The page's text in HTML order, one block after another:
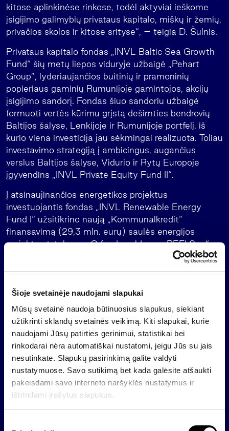
Šioje svetainėje naudojami slapukai
Mūsų svetainė naudoja būtinuosius slapukus, siekiant
užtikrinti sklandų svetainės veikimą. Kiti slapukai, kurie
naudojami Jūsų patirties gerinimui, statistikai bei
rinkodarai nėra automatiškai nustatomi, jeigu Jūs su jais
nesutinkate. Slapukų pasirinkimą galite valdyti
nustatymuose. Savo sutikimą bet kada galėsite atšaukti
pakeisdami savo interneto naršyklės nustatymus ir
ištrindami įrašytus slapukus.
kitose aplinkinėse rinkose, todėl aktyviai ieškome
įsigijimo galimybių privataus kapitalo, miškų ir žemių,
privačios skolos ir kitose srityse“, – teigia D. Šulnis.
Privataus kapitalo fondas „INVL Baltic Sea Growth
Fund“ šių metų liepos viduryje užbaigė „Pehart
Group”, lyderiaujančios buitinių ir pramoninių
popieriaus gaminių Rumunijoje gamintojos, akcijų
įsigijimo sandorį. Fondas šiuo sandoriu užbaigė
formuoti vertės kūrimu grįstą dešimties bendrovių
Baltijos šalyse, Lenkijoje ir Rumunijoje portfelį, iš
kurio viena investicija jau sėkmingai realizuota. Toliau
investavimo strategiją į ambicingus, augančius
verslus Baltijos šalyse, Vidurio ir Rytų Europoje
įgyvendins „INVL Private Equity Fund II“.
Į atsinaujinančios energetikos projektus
investuojantis fondas „INVL Renewable Energy
Fund I“ užsitikrino naują „Kommunalkredit“
finansavimą (29,3 mln. eurų) saulės energijos
projektų statyboms. O fondo valdoma „REFI Sun“
per viešą obligacijų emisiją rugpjūtį pritraukė 15 mln.
„Esminė mūsų verslo dalis – turimų verslų ir kitų
investicijų valdymas, bei, atėjus laikui, jų pardavimas
ir gautų lėšų išmokėjimas investuotojams.
Sėkmingai tą darėme pirmąjį metų pusmetį, o esami
procesai leidžia tikėtis, kad tai tęsis ir artimiausiais
ketvirčiais“, – sako „Invalda INVL“ vadovas.
Nuosavos investicijos
Kitų „Invaldos INVL” nuosavų investicijų,
neapimančių turto valdymo, įtaka 2025 metų